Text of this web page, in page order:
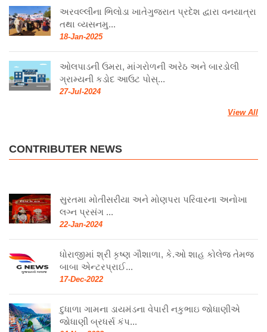
અરવલ્લીના ભિલોડા ખાતેગુજરાત પ્રદેશ દ્વારા વનયાત્રા
તથા વ્યસનમુ...
18-Jan-2025
ઓલપાડની ઉમરા, માંગરોળની અરેઠ અને બારડોલી
ગ્રામ્યની કડોદ આઉટ પોસ્...
27-Jul-2024
View All
CONTRIBUTER NEWS
સુરતમા મોતીસરીયા અને મોણપરા પરિવારના અનોખા
લગ્ન પ્રસંગ ...
22-Jan-2024
ધોરાજીમાં શ્રી કૃષ્ણ ગૌશાળા, કે.ઓ શાહ કોલેજ તેમજ
બાબા એન્ટરપ્રાઈ...
17-Dec-2022
દુધાળા ગામના ડાયમંડના વેપારી નકુભાઇ જોધાણીએ
જોધાણી બ્રધર્સ કંપ...